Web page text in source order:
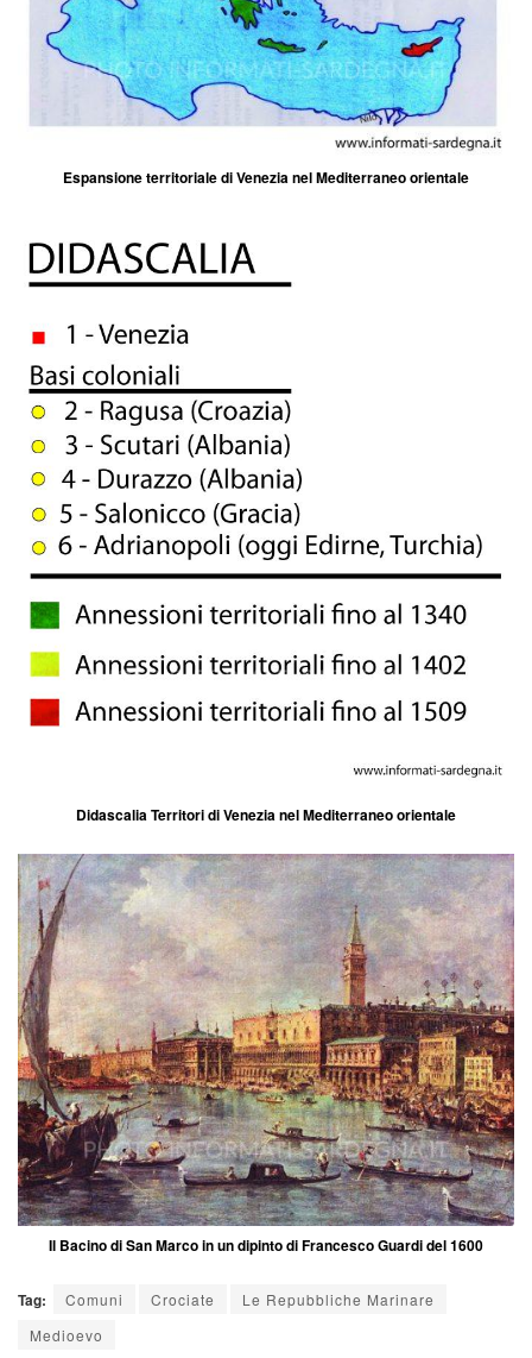
Espansione territoriale di Venezia nel Mediterraneo orientale
Didascalia Territori di Venezia nel Mediterraneo orientale
Il Bacino di San Marco in un dipinto di Francesco Guardi del 1600
Tag: Comuni Crociate
Le Repubbliche Marinare
Medioevo